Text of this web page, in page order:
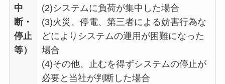
中
断・
停止
等）
(2)システムに負荷が集中した場合
(3)火災、停電、第三者による妨害行為な
どによりシステムの運用が困難になった
場合
(4)その他、止むを得ずシステムの停止が
必要と当社が判断した場合